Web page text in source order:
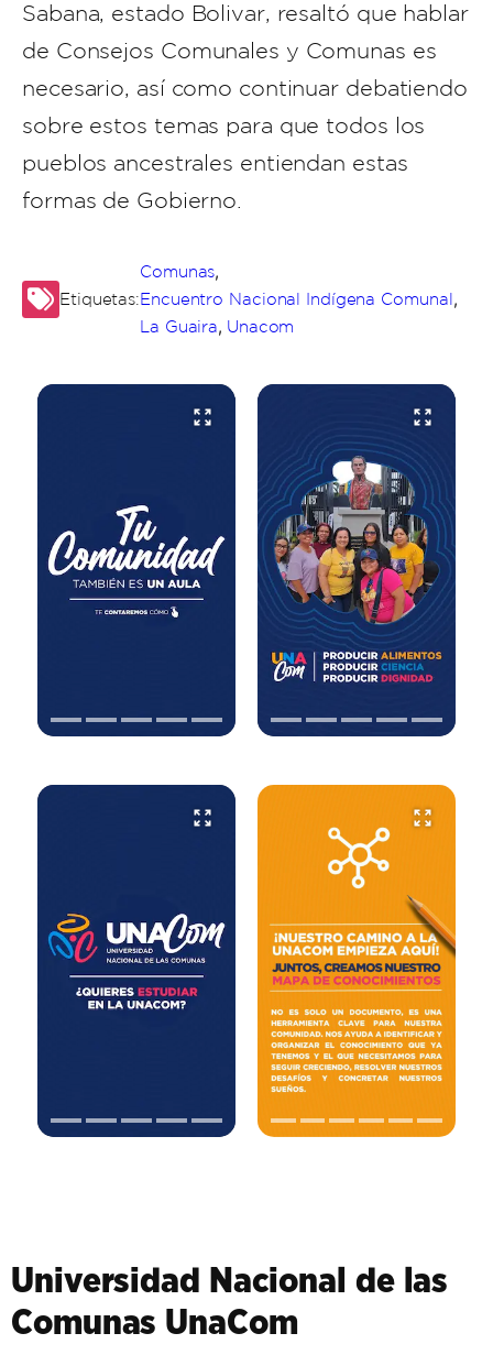
Sabana, estado Bolivar, resaltó que hablar
de Consejos Comunales y Comunas es
necesario, así como continuar debatiendo
sobre estos temas para que todos los
pueblos ancestrales entiendan estas
formas de Gobierno.
Etiquetas:
Comunas,
Encuentro Nacional Indígena Comunal,
La Guaira, Unacom
Universidad Nacional de las
Comunas UnaCom